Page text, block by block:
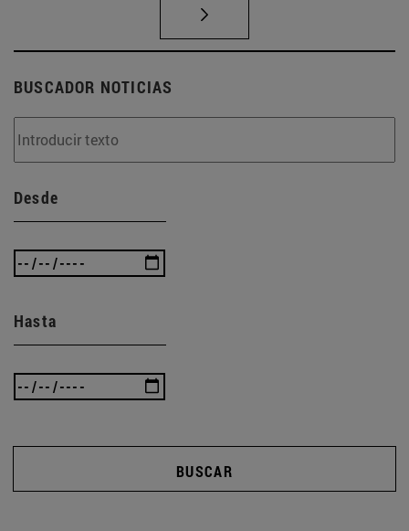
BUSCADOR NOTICIAS
Desde
Hasta
BUSCAR